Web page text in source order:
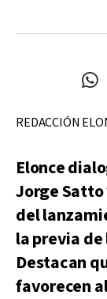
REDACCIÓN
Elonce
Jorge Satto
del
la previa
Destacan
favorecen